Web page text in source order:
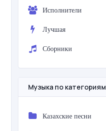
Исполнители
Лучшая
Сборники
Музыка по категориям
Казахские песни